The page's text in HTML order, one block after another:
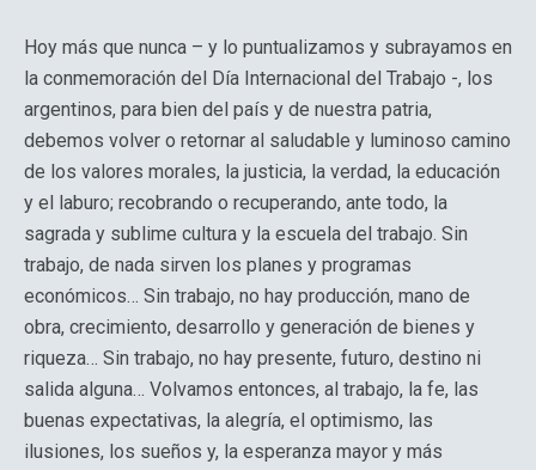
Hoy más que nunca – y lo puntualizamos y subrayamos en
la conmemoración del Día Internacional del Trabajo -, los
argentinos, para bien del país y de nuestra patria,
debemos volver o retornar al saludable y luminoso camino
de los valores morales, la justicia, la verdad, la educación
y el laburo; recobrando o recuperando, ante todo, la
sagrada y sublime cultura y la escuela del trabajo. Sin
trabajo, de nada sirven los planes y programas
económicos… Sin trabajo, no hay producción, mano de
obra, crecimiento, desarrollo y generación de bienes y
riqueza… Sin trabajo, no hay presente, futuro, destino ni
salida alguna… Volvamos entonces, al trabajo, la fe, las
buenas expectativas, la alegría, el optimismo, las
ilusiones, los sueños y, la esperanza mayor y más